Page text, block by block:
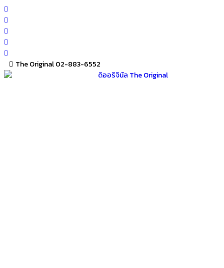
Skip
to
content
The Original 02-883-6552